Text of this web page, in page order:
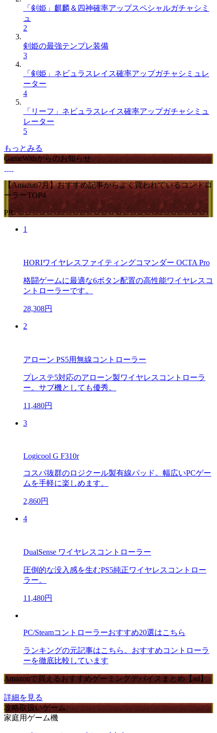
「剣姫」麒麟＆四神確率アップスペシャルガチャシミ
ュ
2
剣姫の最強テンプレ装備
3
「剣姫」ネビュラスレイス確率アップガチャシミュレ
ーター
4
「リーフ」ネビュラスレイス確率アップガチャシミュ
レーター
5
もっとみる
GameWithからのお知らせ
【Amazon7月】おすすめ記事からよく買われているコントロ
ーラーTOP4
PR
1
HORIワイヤレスファイティングコマンダー OCTA Pro
格闘ゲームに最適な6ボタン配置の高性能ワイヤレスコ
ントローラーです。
28,308円
2
アローン PS5用無線コントローラー
プレステ5対応のアローン製ワイヤレスコントローラ
ー。サブ機としても優秀。
11,480円
3
Logicool G F310r
コスパ抜群のロジクール製有線パッド。幅広いPCゲー
ムを手軽に楽しめます。
2,860円
4
DualSense ワイヤレスコントローラー
圧倒的な没入感を生むPS5純正ワイヤレスコントロー
ラー。
11,480円
PC/Steamコントローラーおすすめ20選はこちら
ランキングの元記事はこちら。おすすめコントローラ
ーを徹底比較しています
Amazonで買えるおすすめゲーミングデバイスまとめ【ad】
詳細を見る
攻略取扱いゲーム
家庭用ゲーム機